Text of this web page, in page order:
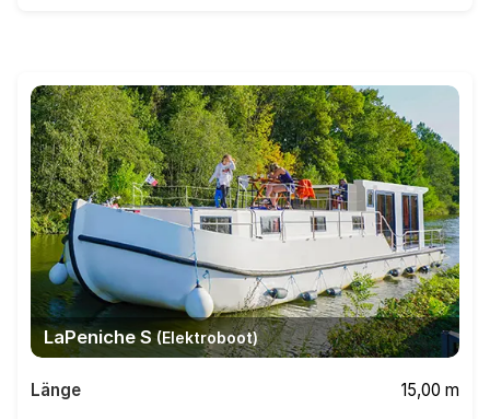
LaPeniche S(Elektroboot)
Länge
15,00 m